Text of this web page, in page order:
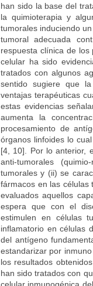
han sido la base del
la quimioterapia y
tumorales induciendo
tumoral adecuada
respuesta clínica de
celular ha sido
tratados con algunos
sentido sugiere que
ventajas terapéuticas
estas evidencias
aumenta la
procesamiento de
órganos linfoides lo
[4, 10]. Por lo anterior,
anti-tumorales
tumorales y (ii) se
fármacos en las células
evaluados aquellos
espera que con el
estimulen en células
inflamatorio en células
del antígeno
estandarizar por
los resultados
han sido tratados con